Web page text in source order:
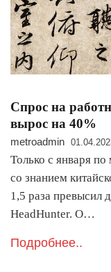
Спрос на
вырос на 40%
metroadmin
Только с января
со знанием
1,5 раза превысил
HeadHunter. О…
Подробнее..